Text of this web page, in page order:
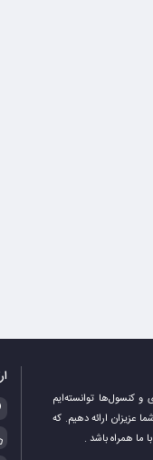
و کنسول‌ها توانسته‌ایم
عزیزان ارائه دهیم. که
همراه باشد .